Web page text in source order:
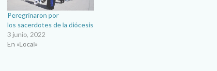
Peregrinaron por
los sacerdotes de la diócesis
3 junio, 2022
En «Local»